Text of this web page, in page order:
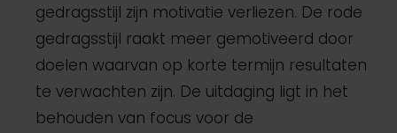
gedragsstijl zijn motivatie verliezen. De rode
gedragsstijl raakt meer gemotiveerd door
doelen waarvan op korte termijn resultaten
te verwachten zijn. De uitdaging ligt in het
behouden van focus voor de